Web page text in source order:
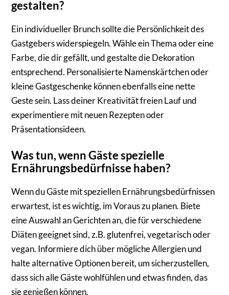
gestalten?
Ein individueller Brunch sollte die Persönlichkeit des
Gastgebers widerspiegeln. Wähle ein Thema oder eine
Farbe, die dir gefällt, und gestalte die Dekoration
entsprechend. Personalisierte Namenskärtchen oder
kleine Gastgeschenke können ebenfalls eine nette
Geste sein. Lass deiner Kreativität freien Lauf und
experimentiere mit neuen Rezepten oder
Präsentationsideen.
Was tun, wenn Gäste spezielle
Ernährungsbedürfnisse haben?
Wenn du Gäste mit speziellen Ernährungsbedürfnissen
erwartest, ist es wichtig, im Voraus zu planen. Biete
eine Auswahl an Gerichten an, die für verschiedene
Diäten geeignet sind, z.B. glutenfrei, vegetarisch oder
vegan. Informiere dich über mögliche Allergien und
halte alternative Optionen bereit, um sicherzustellen,
dass sich alle Gäste wohlfühlen und etwas finden, das
sie genießen können.